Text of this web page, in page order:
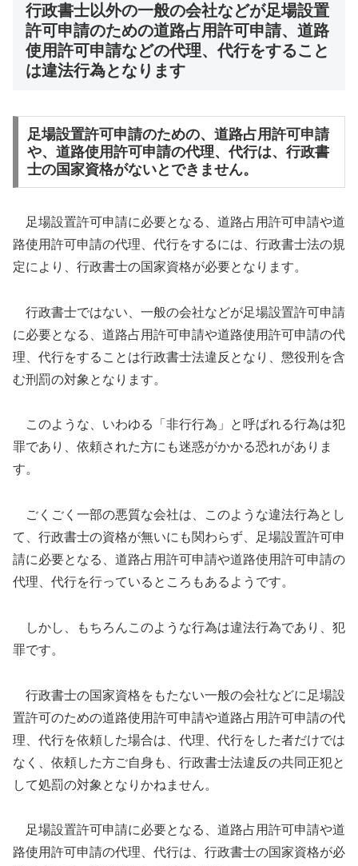
行政書士以外の一般の会社などが足場設置
許可申請のための道路占用許可申請、道路
使用許可申請などの代理、代行をすること
は違法行為となります
足場設置許可申請のための、道路占用許可申請
や、道路使用許可申請の代理、代行は、行政書
士の国家資格がないとできません。
足場設置許可申請に必要となる、道路占用許可申請や道
路使用許可申請の代理、代行をするには、行政書士法の規
定により、行政書士の国家資格が必要となります。
行政書士ではない、一般の会社などが足場設置許可申請
に必要となる、道路占用許可申請や道路使用許可申請の代
理、代行をすることは行政書士法違反となり、懲役刑を含
む刑罰の対象となります。
このような、いわゆる「非行行為」と呼ばれる行為は犯
罪であり、依頼された方にも迷惑がかかる恐れがありま
す。
ごくごく一部の悪質な会社は、このような違法行為とし
て、行政書士の資格が無いにも関わらず、足場設置許可申
請に必要となる、道路占用許可申請や道路使用許可申請の
代理、代行を行っているところもあるようです。
しかし、もちろんこのような行為は違法行為であり、犯
罪です。
行政書士の国家資格をもたない一般の会社などに足場設
置許可のための道路使用許可申請や道路占用許可申請の代
理、代行を依頼した場合は、代理、代行をした者だけでは
なく、依頼した方ご自身も、行政書士法違反の共同正犯と
して処罰の対象となりかねません。
足場設置許可申請に必要となる、道路占用許可申請や道
路使用許可申請の代理、代行は、行政書士の国家資格が必